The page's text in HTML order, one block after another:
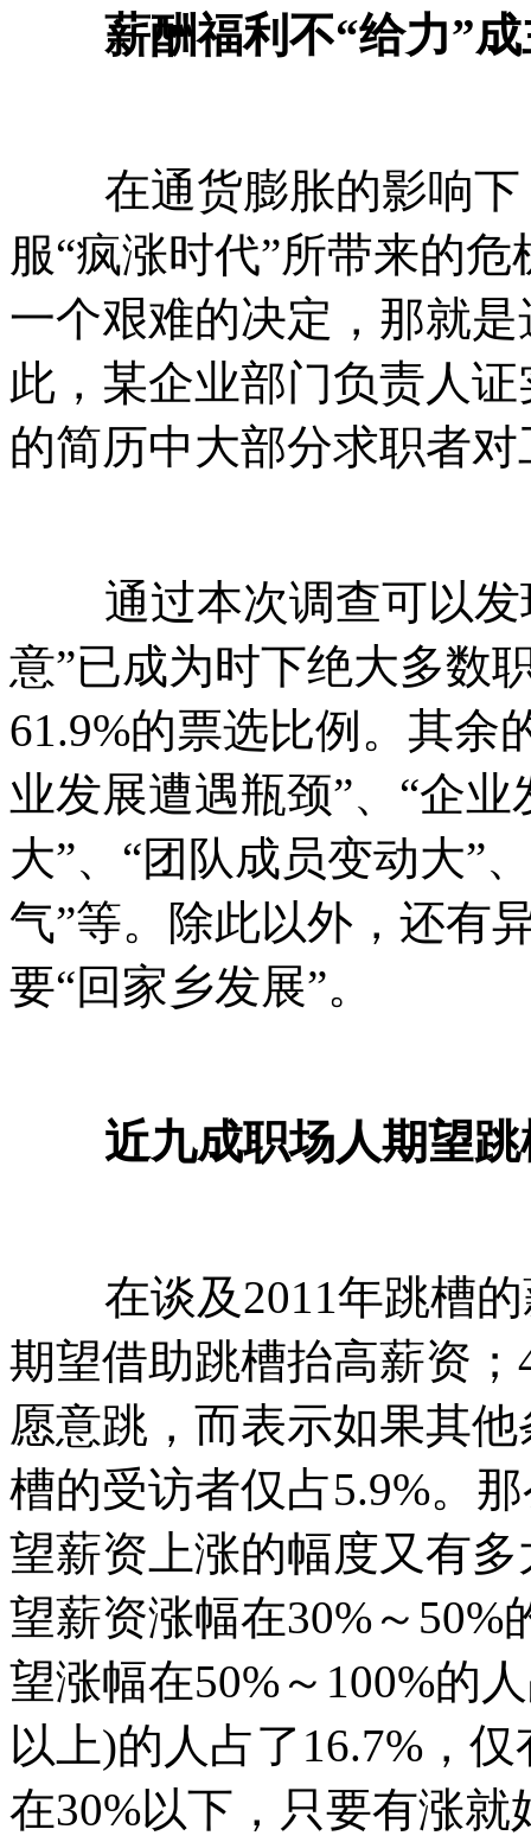
薪酬福利不“给力”
在通货膨胀的影响下
服“疯涨时代”所带来的
一个艰难的决定，那就
此，某企业部门负责人
的简历中大部分求职者
通过本次调查可以发
意”已成为时下绝大多数
61.9%的票选比例。其余
业发展遭遇瓶颈”、“企
大”、“团队成员变动大”
气”等。除此以外，还有
要“回家乡发展”。
近九成职场人期望
在谈及2011年跳槽的
期望借助跳槽抬高薪资
愿意跳，而表示如果其
槽的受访者仅占5.9%。
望薪资上涨的幅度又有
望薪资涨幅在30%～50%
望涨幅在50%～100%的
以上)的人占了16.7%，
在30%以下，只要有涨就